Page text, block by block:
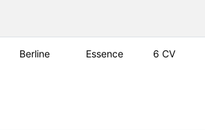
Berline Essence 6 CV